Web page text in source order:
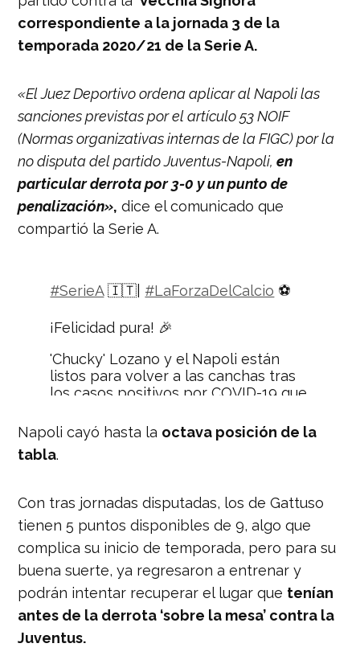
correspondiente a la jornada 3 de la
temporada 2020/21 de la Serie A.
«El Juez Deportivo ordena aplicar al Napoli las
sanciones previstas por el artículo 53 NOIF
(Normas organizativas internas de la FIGC) por la
no disputa del partido Juventus-Napoli,en
particular derrota por 3-0 y un punto de
penalización», dice el comunicado que
compartió la Serie A.
#SerieA🇮🇹| #LaForzaDelCalcio ⚽
¡Felicidad pura! 🎉
'Chucky' Lozano y el Napoli están
listos para volver a las canchas tras
los casos positivos por COVID-19 que
📸 Napoli.
pic.twitter.com/wMrcfUn8kO
(@naciondeportes_)October 14, 2020
Napoli cayó hasta la octava posición de la
tabla.
Con tras jornadas disputadas, los de Gattuso
tienen 5 puntos disponibles de 9, algo que
complica su inicio de temporada, pero para su
buena suerte, ya regresaron a entrenar y
podrán intentar recuperar el lugar que tenían
antes de la derrota ‘sobre la mesa’ contra la
Juventus.